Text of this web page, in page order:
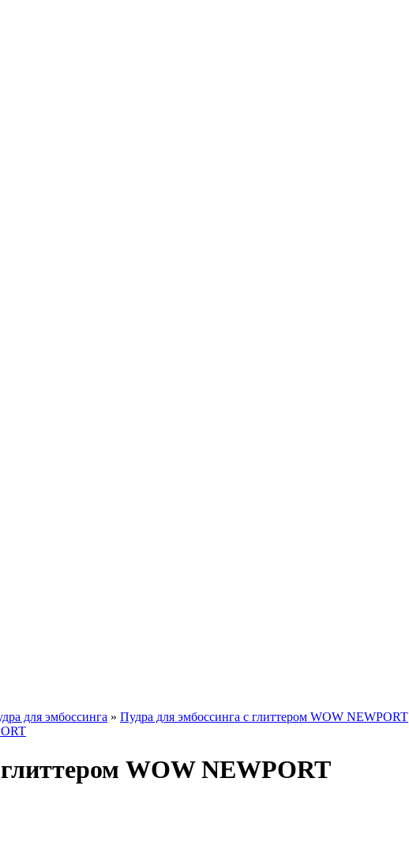
для эмбоссинга » Пудра для эмбоссинга с глиттером WOW NEWPORT
WOW NEWPORT